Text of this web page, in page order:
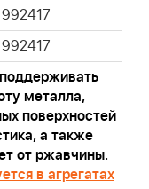
992417
992417
металла,
поверхностей
а также
от ржавчины.
в агрегатах